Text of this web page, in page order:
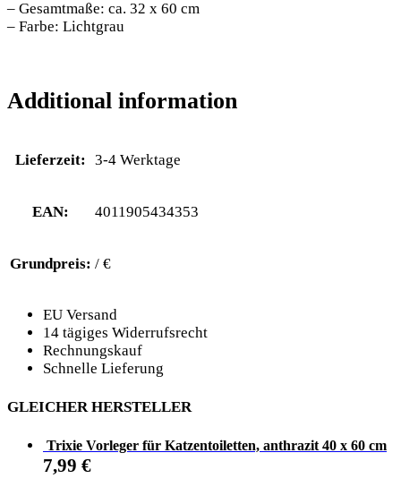
– Gesamtmaße: ca. 32 x 60 cm
– Farbe: Lichtgrau
Additional information
Lieferzeit: 3-4 Werktage
EAN: 4011905434353
Grundpreis: / €
EU Versand
14 tägiges Widerrufsrecht
Rechnungskauf
Schnelle Lieferung
GLEICHER HERSTELLER
Trixie Vorleger für Katzentoiletten, anthrazit 40 x 60 cm
7,99 €